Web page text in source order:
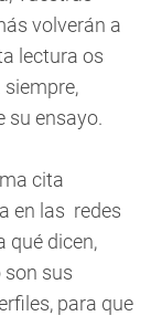
volverán a
lectura os
su ensayo.
cita
en las redes
qué dicen,
son sus
para que